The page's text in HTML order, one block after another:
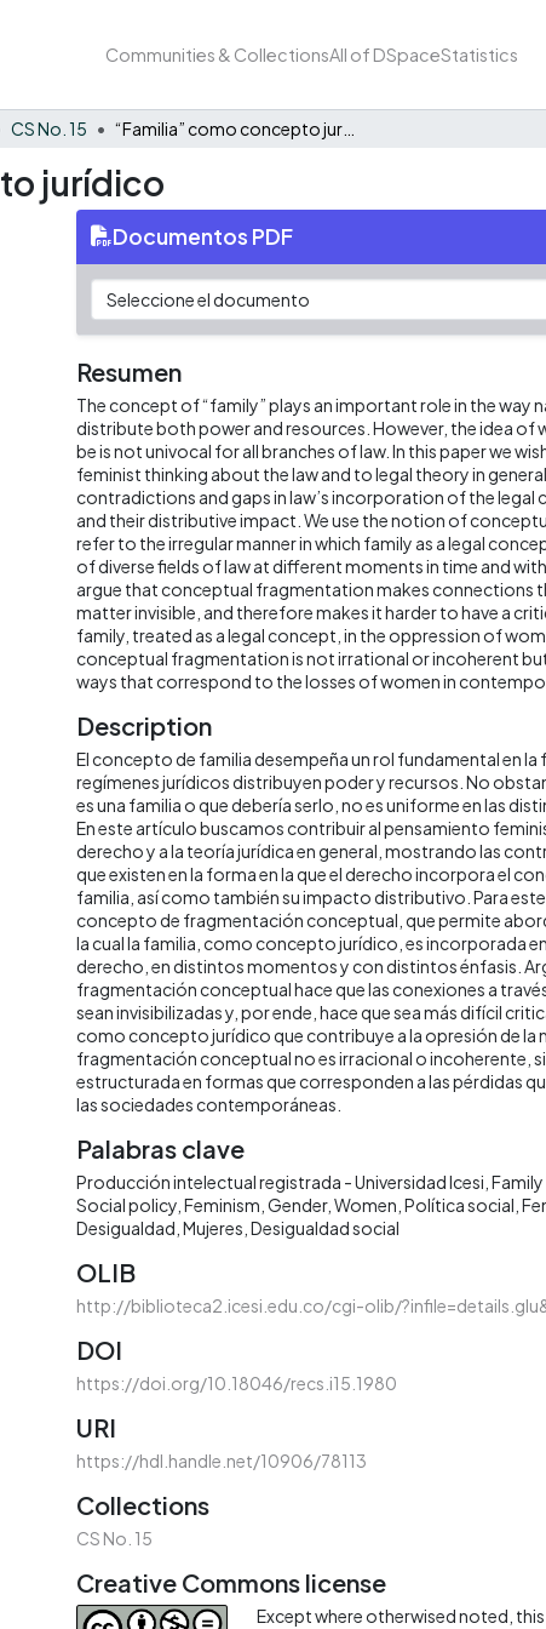
Communities & CollectionsAll of DSpaceStatistics
CS No. 15
jurídico
Documentos PDF
Resumen
The concept of “family” plays an important role in the way
distribute both power and resources. However, the idea of
be is not univocal for all branches of law. In this paper we
feminist thinking about the law and to legal theory in
contradictions and gaps in law’s incorporation of the legal
and their distributive impact. We use the notion of
refer to the irregular manner in which family as a legal
of diverse fields of law at different moments in time and
argue that conceptual fragmentation makes connections
matter invisible, and therefore makes it harder to have a
family, treated as a legal concept, in the oppression of
conceptual fragmentation is not irrational or incoherent
ways that correspond to the losses of women in
Description
El concepto de familia desempeña un rol fundamental en la
regímenes jurídicos distribuyen poder y recursos. No
es una familia o que debería serlo, no es uniforme en las
En este artículo buscamos contribuir al pensamiento
derecho y a la teoría jurídica en general, mostrando las
que existen en la forma en la que el derecho incorpora el
familia, así como también su impacto distributivo. Para
concepto de fragmentación conceptual, que permite
la cual la familia, como concepto jurídico, es incorporada
derecho, en distintos momentos y con distintos énfasis.
fragmentación conceptual hace que las conexiones a
sean invisibilizadas y, por ende, hace que sea más difícil
como concepto jurídico que contribuye a la opresión de la
fragmentación conceptual no es irracional o incoherente,
estructurada en formas que corresponden a las pérdidas
las sociedades contemporáneas.
Palabras clave
Producción intelectual registrada - Universidad Icesi Family
Social policy Feminism Gender Women Política social
Desigualdad Mujeres Desigualdad social
OLIB
http://biblioteca2.icesi.edu.co/cgi-olib/
DOI
https://doi.org/10.18046/recs.i15.1980
URI
https://hdl.handle.net/10906/78113
Collections
CS No. 15
Creative Commons license
Except where otherwised noted, this